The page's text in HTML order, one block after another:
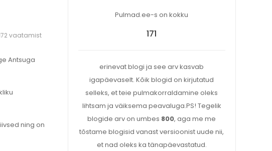
vaatamist
Antsuga
ning on
Pulmad.ee-s on kokku
171
erinevat blogi ja see arv kasvab
igapäevaselt. Kõik blogid on kirjutatud
selleks, et teie pulmakorraldamine oleks
lihtsam ja väiksema peavaluga.PS! Tegelik
blogide arv on umbes 800, aga me me
tõstame blogisid vanast versioonist uude nii,
et nad oleks ka tänapäevastatud.